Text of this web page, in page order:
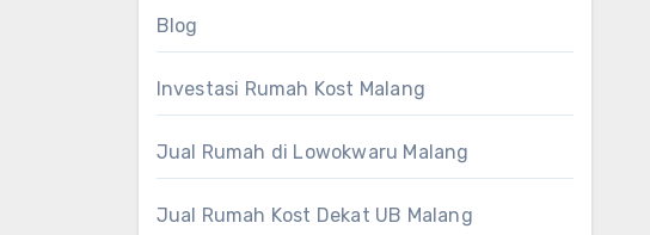
Blog
Investasi Rumah Kost Malang
Jual Rumah di Lowokwaru Malang
Jual Rumah Kost Dekat UB Malang